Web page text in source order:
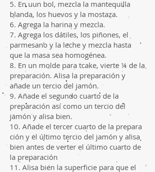
5. En uun bol, mezcla la mantequilla
blanda, los huevos y la mostaza.
6. Agrega la harina y mezcla.
7. Agrega los dátiles, los piñones, el
parmesano y la leche y mezcla hasta
que la masa sea homogénea.
8. En un molde para tcake, vierte ¼ de la
preparación. Alisa la preparación y
añade un tercio del jamón.
9. Añade el segundo cuarto de la
preparación así como un tercio del
jamón y alisa bien.
10. Añade el tercer cuarto de la prepara
ción y el último tercio del jamón y alisa
bien antes de verter el último cuarto de
la preparación
11. Alisa bien la superficie para que el